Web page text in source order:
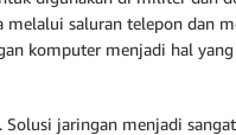
saluran telepon dan
komputer menjadi hal
jaringan menjadi